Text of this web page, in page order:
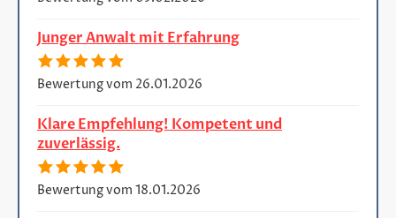
Junger Anwalt mit Erfahrung
Bewertung vom 26.01.2026
Klare Empfehlung! Kompetent und
zuverlässig.
Bewertung vom 18.01.2026